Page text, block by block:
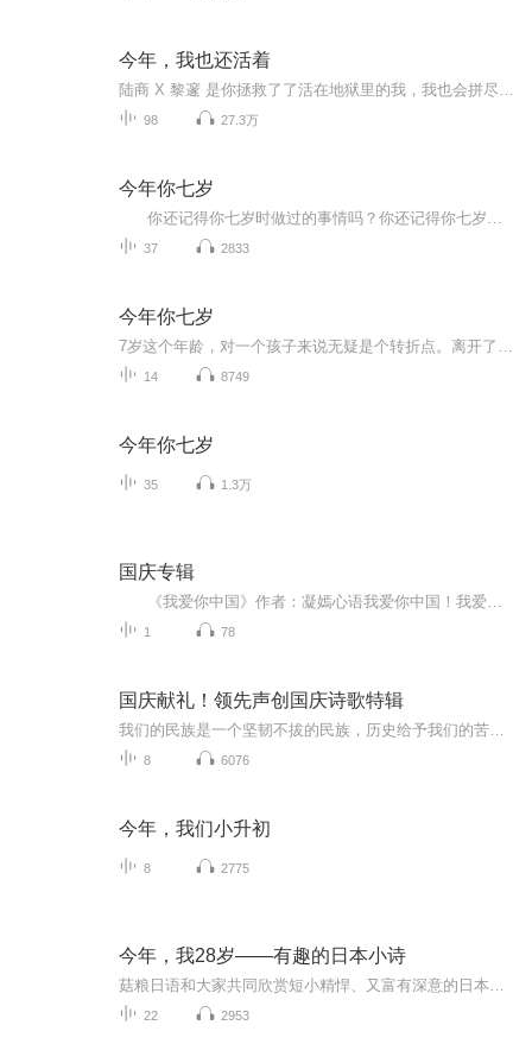
今年，我也还活着
98 27.3万
今年你七岁
37 2833
今年你七岁
14 8749
今年你七岁
35 1.3万
国庆专辑
1 78
国庆献礼！领先声创国庆诗歌特辑
8 6076
今年，我们小升初
8 2775
今年，我28岁——有趣的日本小诗
22 2953